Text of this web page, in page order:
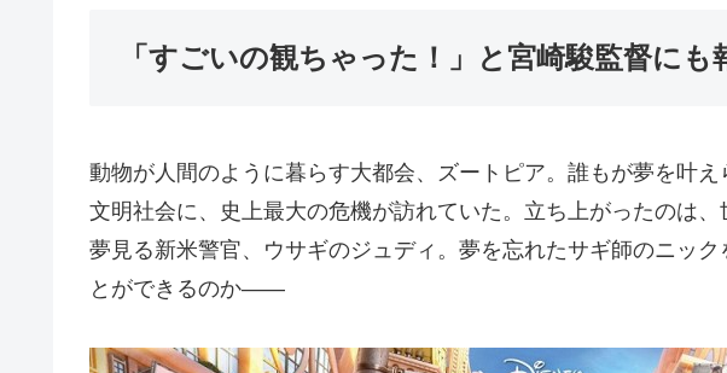
「すごいの観ちゃった！」と宮崎駿監督にも
動物が人間のように暮らす大都会、ズートピア。誰もが夢を叶
文明社会に、史上最大の危機が訪れていた。立ち上がったのは
夢見る新米警官、ウサギのジュディ。夢を忘れたサギ師のニッ
とができるのか――